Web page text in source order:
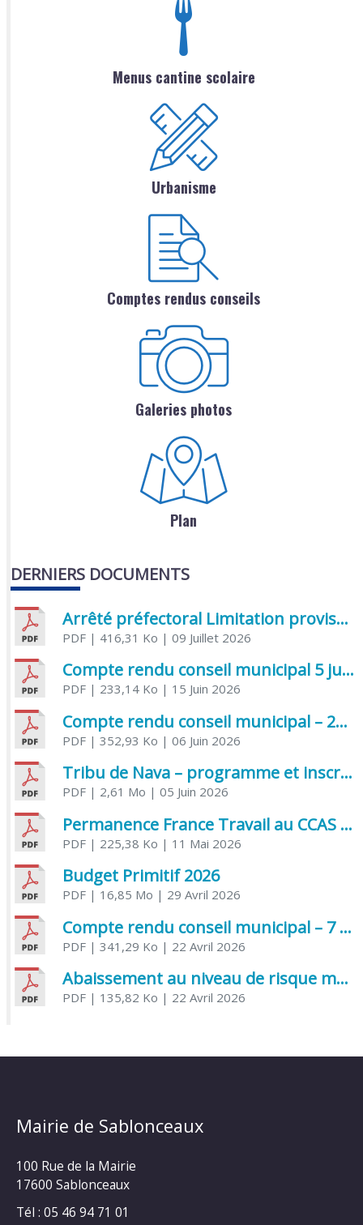
Menus cantine scolaire
Urbanisme
Comptes rendus conseils
Galeries photos
Plan
DERNIERS DOCUMENTS
Arrêté préfectoral Limitation provisoire des usages de l’eau
PDF| 416,31 Ko | 09 Juillet 2026
Compte rendu conseil municipal 5 juin 2026 sénatoriale
PDF| 233,14 Ko | 15 Juin 2026
Compte rendu conseil municipal – 21 avril 2026
PDF| 352,93 Ko | 06 Juin 2026
Tribu de Nava – programme et inscriptions été 2026
PDF| 2,61 Mo | 05 Juin 2026
Permanence France Travail au CCAS de Saujon Juin 2026
PDF| 225,38 Ko | 11 Mai 2026
Budget Primitif 2026
PDF| 16,85 Mo | 29 Avril 2026
Compte rendu conseil municipal – 7 avril 2026
PDF| 341,29 Ko | 22 Avril 2026
Abaissement au niveau de risque modéré de l’Influenza aviaire
PDF| 135,82 Ko | 22 Avril 2026
Mairie de Sablonceaux
100 Rue de la Mairie
17600 Sablonceaux
Tél : 05 46 94 71 01